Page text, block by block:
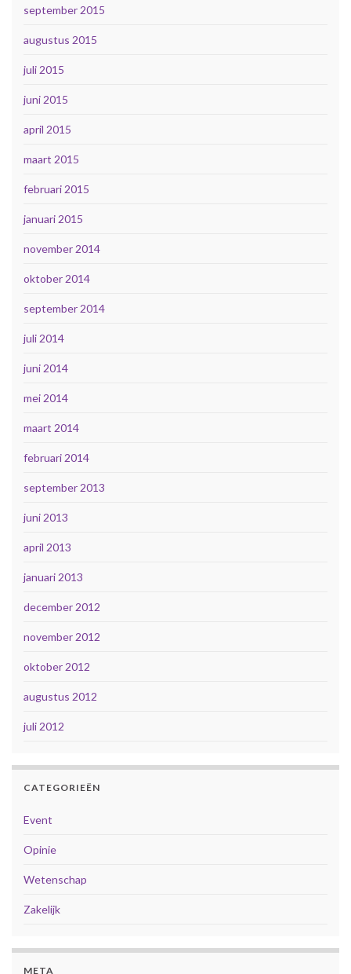
september 2015
augustus 2015
juli 2015
juni 2015
april 2015
maart 2015
februari 2015
januari 2015
november 2014
oktober 2014
september 2014
juli 2014
juni 2014
mei 2014
maart 2014
februari 2014
september 2013
juni 2013
april 2013
januari 2013
december 2012
november 2012
oktober 2012
augustus 2012
juli 2012
CATEGORIEËN
Event
Opinie
Wetenschap
Zakelijk
META